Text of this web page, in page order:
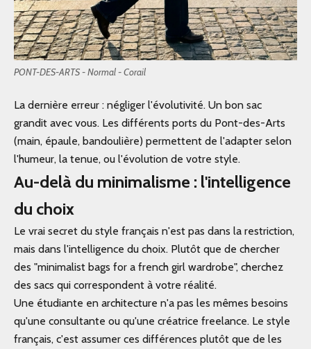
PONT-DES-ARTS - Normal - Corail
La dernière erreur : négliger l'évolutivité. Un bon sac
grandit avec vous. Les différents ports du Pont-des-Arts
(main, épaule, bandoulière) permettent de l'adapter selon
l'humeur, la tenue, ou l'évolution de votre style.
Au-delà du minimalisme : l'intelligence
du choix
Le vrai secret du style français n'est pas dans la restriction,
mais dans l'intelligence du choix. Plutôt que de chercher
des "minimalist bags for a french girl wardrobe", cherchez
des sacs qui correspondent à votre réalité.
Une étudiante en architecture n'a pas les mêmes besoins
qu'une consultante ou qu'une créatrice freelance. Le style
français, c'est assumer ces différences plutôt que de les